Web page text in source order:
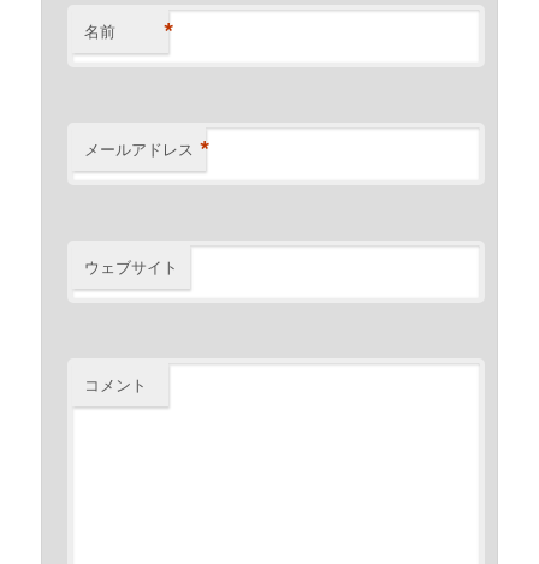
名前 *
メールアドレス *
ウェブサイト
コメント